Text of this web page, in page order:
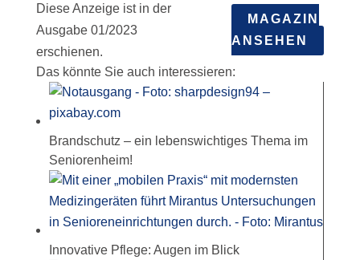
Diese Anzeige ist in der
Ausgabe 01/2023
erschienen.
MAGAZIN
ANSEHEN
Das könnte Sie auch interessieren:
Brandschutz – ein lebenswichtiges Thema im
Seniorenheim!
Innovative Pflege: Augen im Blick